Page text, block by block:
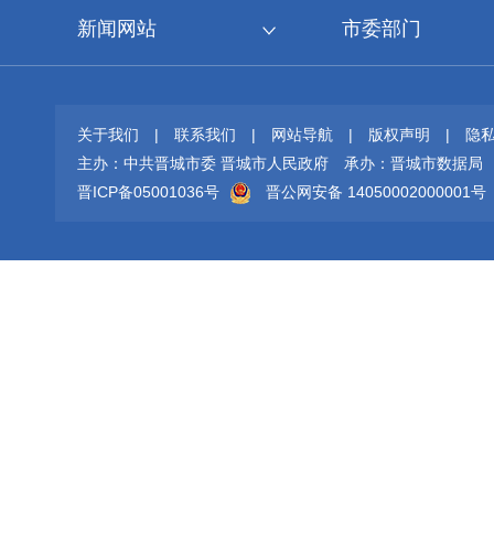
新闻网站 市委部门
关于我们 | 联系我们 | 网站导航 | 版权声明 |
隐
主办：中共晋城市委 晋城市人民政府
承办：晋城市数据局
晋ICP备05001036号
晋公网安备 14050002000001号